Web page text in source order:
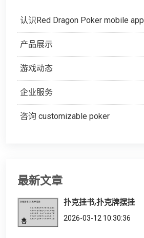
认识Red Dragon Poker mobile app
产品展示
游戏动态
企业服务
咨询 customizable poker
最新文章
扑克挂书,扑克牌摆挂
2026-03-12 10:30:36